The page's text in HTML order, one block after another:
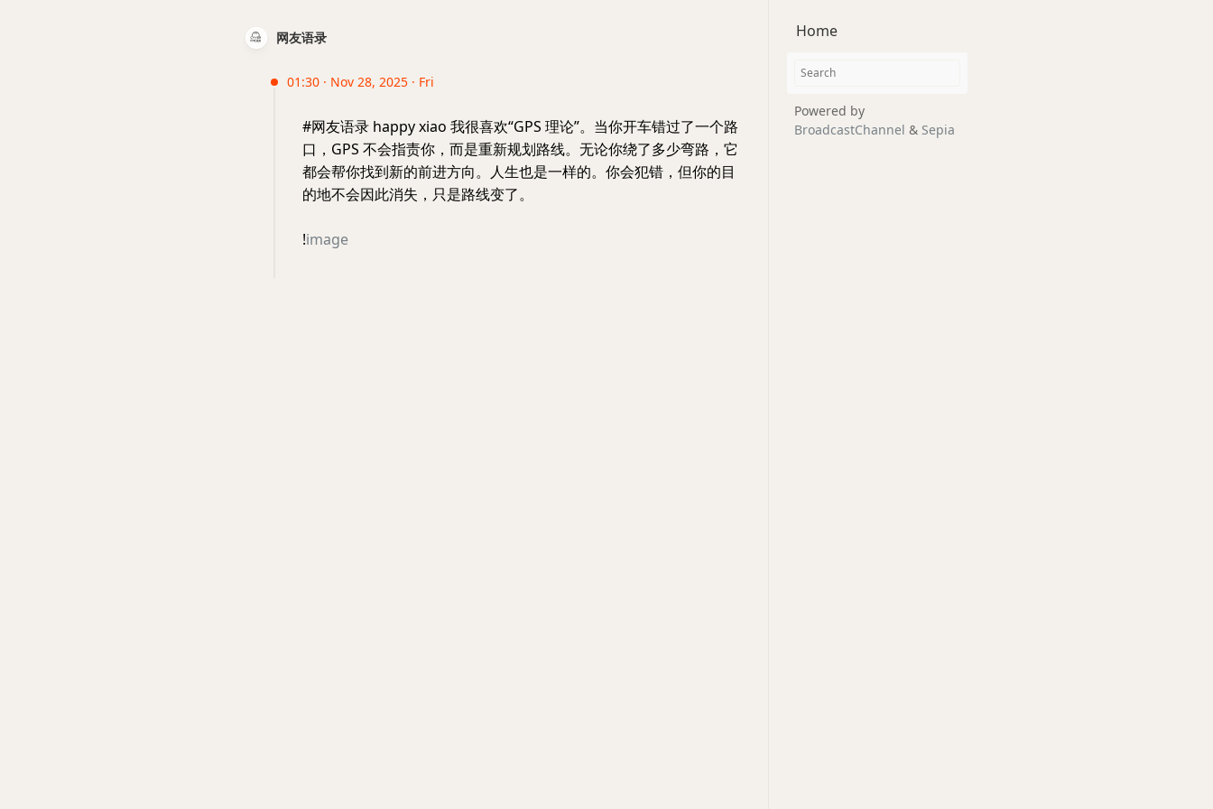
网友语录
01:30 · Nov 28, 2025 · Fri
#网友语录 happy xiao 我很喜欢“GPS 理论”。当你开车错过了一个路
口，GPS 不会指责你，而是重新规划路线。无论你绕了多少弯路，它
都会帮你找到新的前进方向。人生也是一样的。你会犯错，但你的目
的地不会因此消失，只是路线变了。
!image
Home
Powered by
BroadcastChannel & Sepia